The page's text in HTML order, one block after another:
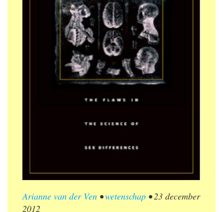
Arianne van der Ven •wetenschap •23 december
2012